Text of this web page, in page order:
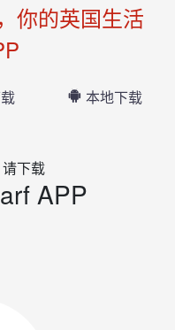
你的英国生活
本地下载
下载
APP